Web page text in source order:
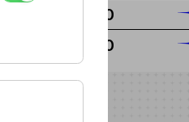
€ 6,50
€ 6,50